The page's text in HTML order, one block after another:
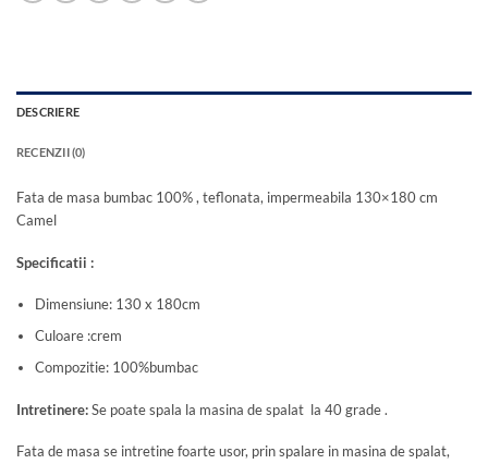
DESCRIERE
RECENZII (0)
Fata de masa bumbac 100% , teflonata, impermeabila 130×180 cm
Camel
Specificatii :
Dimensiune: 130 x 180cm
Culoare :crem
Compozitie: 100%bumbac
Intretinere:Se poate spala la masina de spalat la 40 grade .
Fata de masa se intretine foarte usor, prin spalare in masina de spalat,